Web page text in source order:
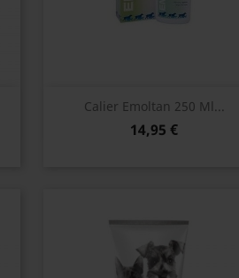
Calier Emoltan 250 Ml...
14,95 €
 Vista rápida